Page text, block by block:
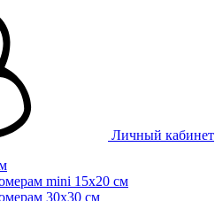
Личный кабинет
mini 15х20 см
30x30 см